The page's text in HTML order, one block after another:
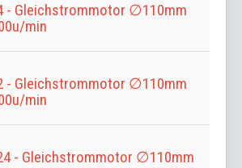
- Gleichstrommotor ∅110mm
min
- Gleichstrommotor ∅110mm
min
- Gleichstrommotor ∅110mm